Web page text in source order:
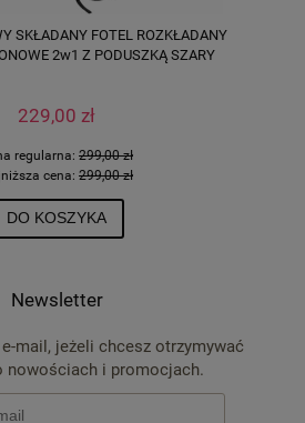
SKŁADANY FOTEL ROZKŁADANY
2w1 Z PODUSZKĄ SZARY
229,00 zł
regularna: 299,00 zł
cena: 299,00 zł
DO KOSZYKA
Newsletter
mail, jeżeli chcesz otrzymywać
nowościach i promocjach.